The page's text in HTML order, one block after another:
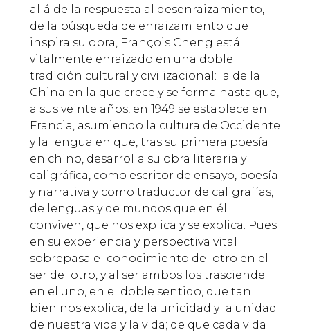
allá de la respuesta al desenraizamiento,
de la búsqueda de enraizamiento que
inspira su obra, François Cheng está
vitalmente enraizado en una doble
tradición cultural y civilizacional: la de la
China en la que crece y se forma hasta que,
a sus veinte años, en 1949 se establece en
Francia, asumiendo la cultura de Occidente
y la lengua en que, tras su primera poesía
en chino, desarrolla su obra literaria y
caligráfica, como escritor de ensayo, poesía
y narrativa y como traductor de caligrafías,
de lenguas y de mundos que en él
conviven, que nos explica y se explica. Pues
en su experiencia y perspectiva vital
sobrepasa el conocimiento del otro en el
ser del otro, y al ser ambos los trasciende
en el uno, en el doble sentido, que tan
bien nos explica, de la unicidad y la unidad
de nuestra vida y la vida; de que cada vida